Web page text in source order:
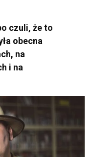
czuli, że to
obecna
na
i na